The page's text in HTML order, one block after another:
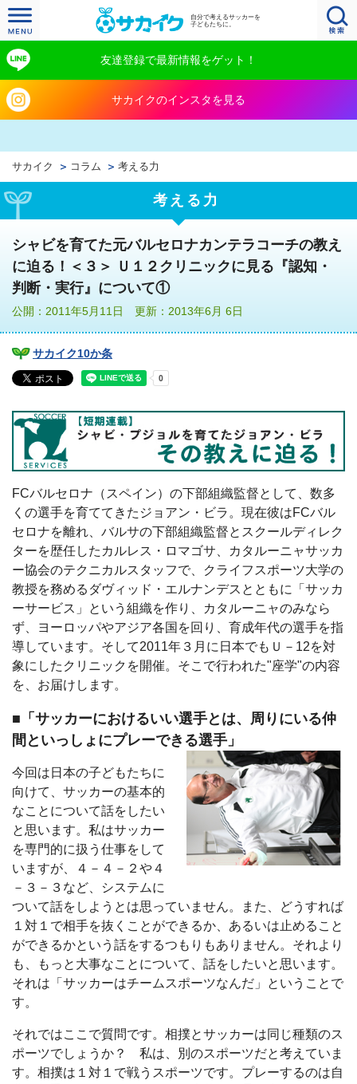
自分で考えるサッカーを
子どもたちに。
友達登録で最新情報をゲット！
サカイクのインスタを見る
サカイク コラム 考える力
考える力
シャビを育てた元バルセロナカンテラコーチの教え
に迫る！＜３＞ Ｕ１２クリニックに見る『認知・
判断・実行』について①
公開：2011年5月11日 更新：2013年6月 6日
サカイク10か条
FCバルセロナ（スペイン）の下部組織監督として、数多
くの選手を育ててきたジョアン・ビラ。現在彼はFCバル
セロナを離れ、バルサの下部組織監督とスクールディレク
ターを歴任したカルレス・ロマゴサ、カタルーニャサッカ
ー協会のテクニカルスタッフで、クライフスポーツ大学の
教授を務めるダヴィッド・エルナンデスとともに「サッカ
ーサービス」という組織を作り、カタルーニャのみなら
ず、ヨーロッパやアジア各国を回り、育成年代の選手を指
導しています。そして2011年３月に日本でもＵ－12を対
象にしたクリニックを開催。そこで行われた"座学"の内容
を、お届けします。
■「サッカーにおけるいい選手とは、周りにいる仲
間といっしょにプレーできる選手」
今回は日本の子どもたちに
向けて、サッカーの基本的
なことについて話をしたい
と思います。私はサッカー
を専門的に扱う仕事をして
いますが、４－４－２や４
－３－３など、システムに
ついて話をしようとは思っていません。また、どうすれば
１対１で相手を抜くことができるか、あるいは止めること
ができるかという話をするつもりもありません。それより
も、もっと大事なことについて、話をしたいと思います。
それは「サッカーはチームスポーツなんだ」ということで
す。
それではここで質問です。相撲とサッカーは同じ種類のス
ポーツでしょうか？ 私は、別のスポーツだと考えていま
す。相撲は１対１で戦うスポーツです。プレーするのは自